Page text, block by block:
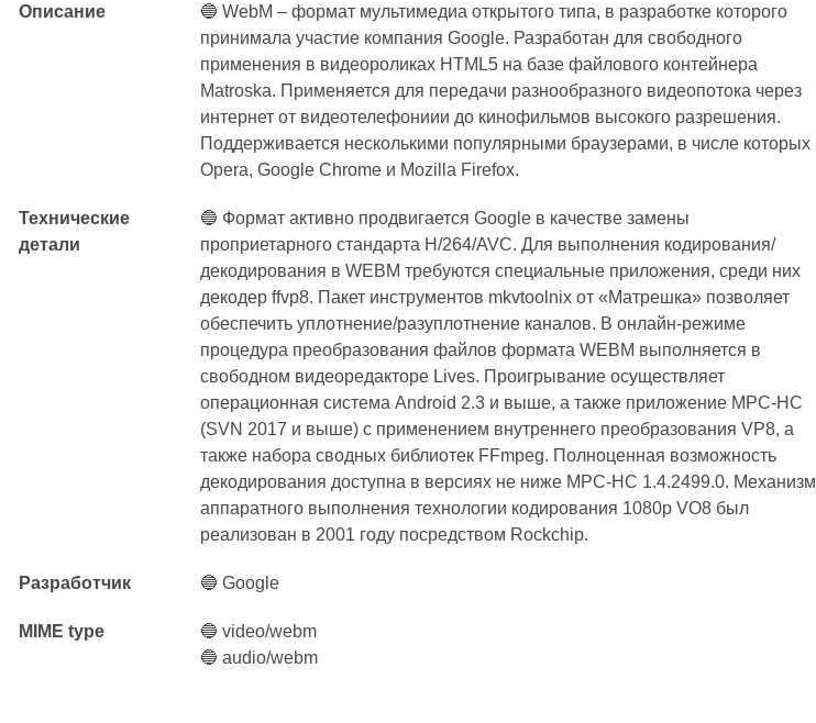
Описание
🔵 WebM – формат мультимедиа открытого типа, в разработке которого
принимала участие компания Google. Разработан для свободного
применения в видеороликах HTML5 на базе файлового контейнера
Matroska. Применяется для передачи разнообразного видеопотока через
интернет от видеотелефониии до кинофильмов высокого разрешения.
Поддерживается несколькими популярными браузерами, в числе которых
Opera, Google Chrome и Mozilla Firefox.
Технические
детали
🔵 Формат активно продвигается Google в качестве замены
проприетарного стандарта H/264/AVC. Для выполнения кодирования/
декодирования в WEBM требуются специальные приложения, среди них
декодер ffvp8. Пакет инструментов mkvtoolnix от «Матрешка» позволяет
обеспечить уплотнение/разуплотнение каналов. В онлайн-режиме
процедура преобразования файлов формата WEBM выполняется в
свободном видеоредакторе Lives. Проигрывание осуществляет
операционная система Android 2.3 и выше, а также приложение MPC-HC
(SVN 2017 и выше) с применением внутреннего преобразования VP8, а
также набора сводных библиотек FFmpeg. Полноценная возможность
декодирования доступна в версиях не ниже MPC-HC 1.4.2499.0. Механизм
аппаратного выполнения технологии кодирования 1080p VO8 был
реализован в 2001 году посредством Rockchip.
Разработчик 🔵 Google
MIME type
🔵 video/webm
🔵 audio/webm